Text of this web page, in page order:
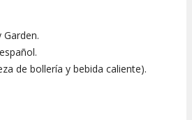
Garden.
de bollería y bebida caliente).